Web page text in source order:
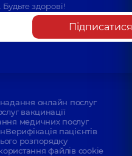
здорові!
Підписатися
онлайн послуг
вакцинації
медичних послуг
Верифікація пацієнтів
розпорядку
файлів cookie